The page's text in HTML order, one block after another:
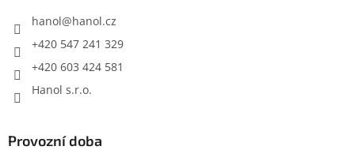
hanol@hanol.cz
+420 547 241 329
+420 603 424 581
Hanol s.r.o.
Provozní doba